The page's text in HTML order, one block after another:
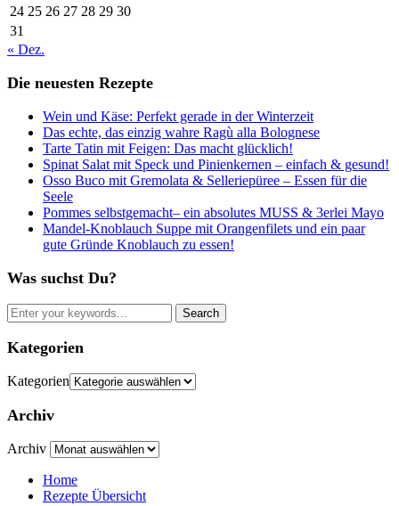
24 25 26 27 28 29 30
31
« Dez.
Die neuesten Rezepte
Wein und Käse: Perfekt gerade in der Winterzeit
Das echte, das einzig wahre Ragù alla Bolognese
Tarte Tatin mit Feigen: Das macht glücklich!
Spinat Salat mit Speck und Pinienkernen – einfach & gesund!
Osso Buco mit Gremolata & Selleriepüree – Essen für die
Seele
Pommes selbstgemacht– ein absolutes MUSS & 3erlei Mayo
Mandel-Knoblauch Suppe mit Orangenfilets und ein paar
gute Gründe Knoblauch zu essen!
Was suchst Du?
Kategorien
Kategorien
Archiv
Archiv
Home
Rezepte Übersicht